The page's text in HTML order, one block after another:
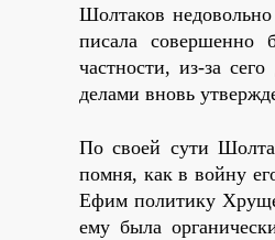
Шолтаков
писала совершенно
частности, из-за
делами вновь
По своей сути
помня, как в войну
Ефим политику
ему была